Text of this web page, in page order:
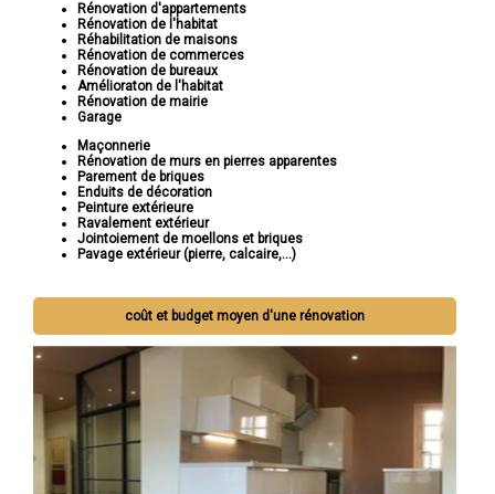
Rénovation d'appartements
Rénovation de l'habitat
Réhabilitation de maisons
Rénovation de commerces
Rénovation de bureaux
Amélioraton de l'habitat
Rénovation de mairie
Garage
Maçonnerie
Rénovation de murs en pierres apparentes
Parement de briques
Enduits de décoration
Peinture extérieure
Ravalement extérieur
Jointoiement de moellons et briques
Pavage extérieur (pierre, calcaire,...)
coût et budget moyen d'une rénovation